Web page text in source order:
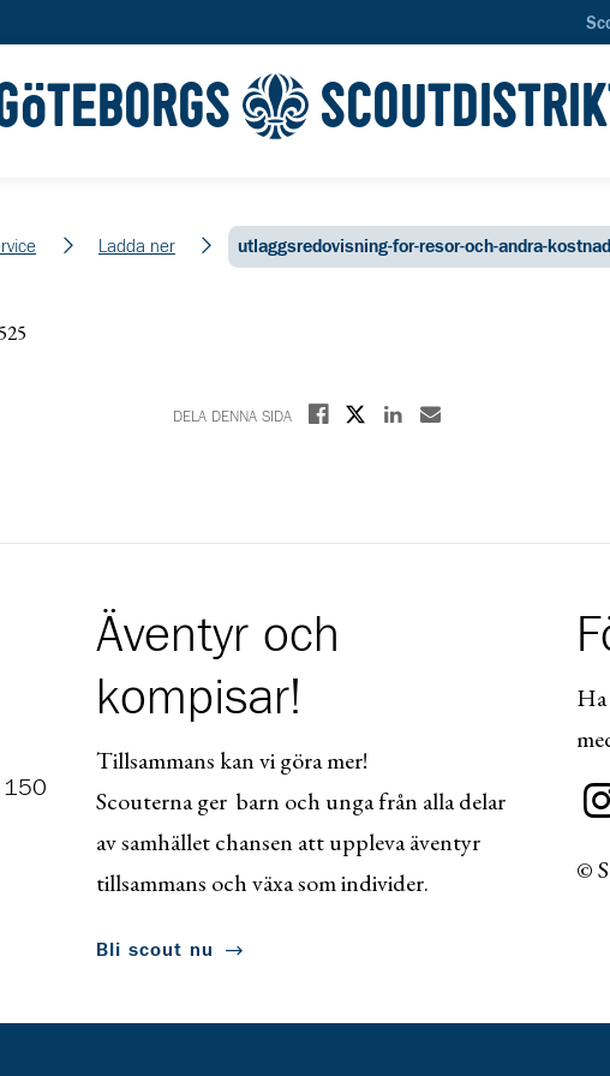
Ladda ner utlaggsredovisning-for-resor-och-andra-
DELA DENNA SIDA Dela på Facebook
Dela på XDela på Linkedin
Dela med E-post
Äventyr och
kompisar!
Tillsammans kan vi göra mer!
Scouterna ger barn och unga från alla delar
av samhället chansen att uppleva äventyr
tillsammans och växa som individer.
Bli scout nu
Ha
©